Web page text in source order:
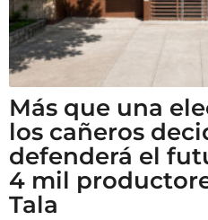
Más que una
los cañeros
defenderá el
4 mil
Tala